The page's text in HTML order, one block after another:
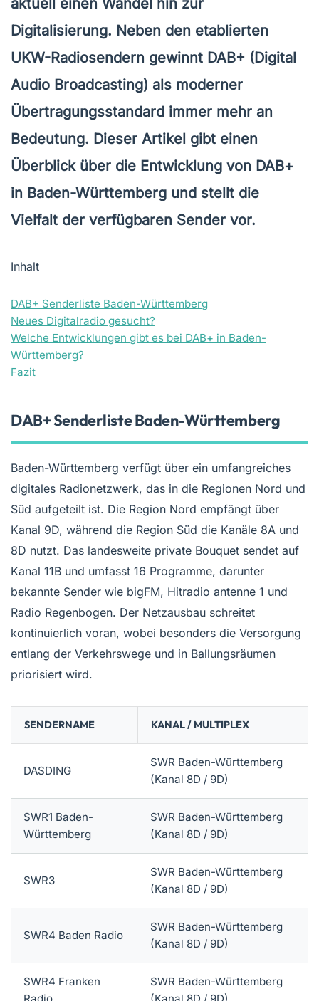
aktuell einen Wandel hin zur
Digitalisierung. Neben den etablierten
UKW-Radiosendern gewinnt DAB+ (Digital
Audio Broadcasting) als moderner
Übertragungsstandard immer mehr an
Bedeutung. Dieser Artikel gibt einen
Überblick über die Entwicklung von DAB+
in Baden-Württemberg und stellt die
Vielfalt der verfügbaren Sender vor.
Inhalt
DAB+ Senderliste Baden-Württemberg
Neues Digitalradio gesucht?
Welche Entwicklungen gibt es bei DAB+ in Baden-
Württemberg?
Fazit
DAB+ Senderliste Baden-Württemberg
Baden-Württemberg verfügt über ein umfangreiches
digitales Radionetzwerk, das in die Regionen Nord und
Süd aufgeteilt ist. Die Region Nord empfängt über
Kanal 9D, während die Region Süd die Kanäle 8A und
8D nutzt. Das landesweite private Bouquet sendet auf
Kanal 11B und umfasst 16 Programme, darunter
bekannte Sender wie bigFM, Hitradio antenne 1 und
Radio Regenbogen. Der Netzausbau schreitet
kontinuierlich voran, wobei besonders die Versorgung
entlang der Verkehrswege und in Ballungsräumen
priorisiert wird.
SENDERNAME KANAL / MULTIPLEX
DASDING
SWR Baden-Württemberg
(Kanal 8D / 9D)
SWR1 Baden-
Württemberg
SWR Baden-Württemberg
(Kanal 8D / 9D)
SWR3
SWR Baden-Württemberg
(Kanal 8D / 9D)
SWR4 Baden Radio
SWR Baden-Württemberg
(Kanal 8D / 9D)
SWR4 Franken
SWR Baden-Württemberg